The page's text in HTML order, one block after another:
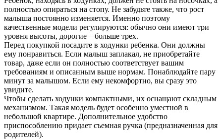
полностью опираться на стопу. Не забудьте также, что рост
малыша постоянно изменяется. Именно поэтому
качественные модели регулируются: обычно они имеют три
уровня высоты, дорогие – больше трех.
Перед покупкой посадите в ходунки ребенка. Они должны
ему понравиться. Если малыш заплакал, не приобретайте
товар, даже если он полностью соответствует вашим
требованиям и описанным выше нормам. Понаблюдайте пару
минут за малышом. Если ему некомфортно, вы сразу это
увидите.
Чтобы сделать ходунки компактными, их оснащают складным
механизмом. Такая модель будет особенно уместной в
небольшой квартире. Дополнительное удобство
приспособлению придает съемная ручка (предназначенная для
родителей).